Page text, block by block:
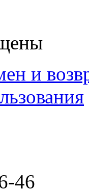
и
46